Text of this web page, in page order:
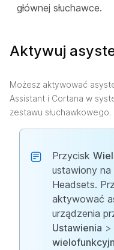
głównej słuchawce.
Aktywuj
Możesz aktywować
Assistant i Cortana w
zestawu słuchawkowego.
Przycisk
ustawiony na
Headsets.
aktywować
urządzenia
Ustawienia >